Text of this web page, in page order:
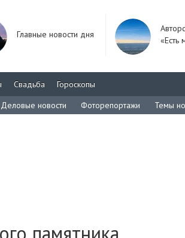
Главные новости дня
«Есть
Свадьба
Гороскопы
Деловые новости Фоторепортажи Темы